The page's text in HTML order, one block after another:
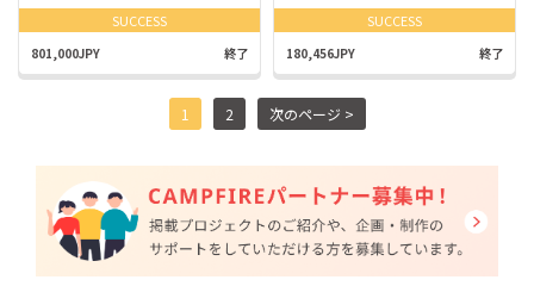
SUCCESS
801,000JPY 終了
SUCCESS
180,456JPY 終了
1 2 次のページ >